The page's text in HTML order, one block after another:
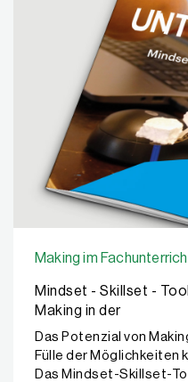
Making im
Mindset - Skillset -
Making in der
Das Potenzial von
Fülle der Möglichkeiten
Das Mindset-Skillset-